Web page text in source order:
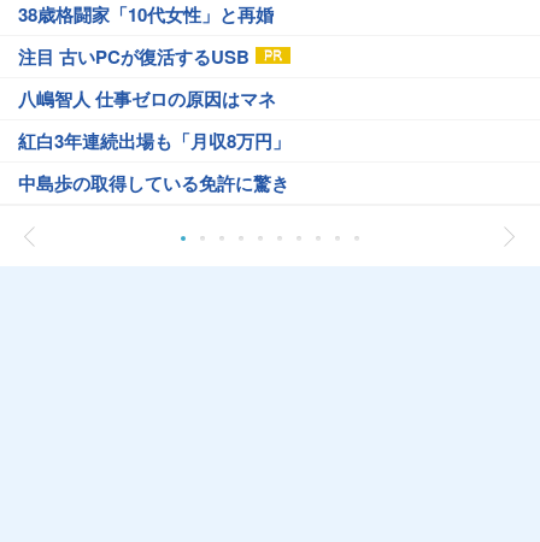
38歳格闘家「10代女性」と再婚
注目 古いPCが復活するUSB
八嶋智人 仕事ゼロの原因はマネ
紅白3年連続出場も「月収8万円」
中島歩の取得している免許に驚き